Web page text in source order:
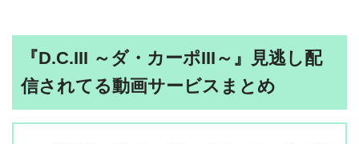
『D.C.III ～ダ・カーポIII～』見逃し配
信されてる動画サービスまとめ